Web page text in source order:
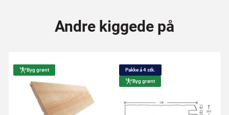
Andre kiggede på
Byg grønt
Pakke á 4 stk.
Byg grønt